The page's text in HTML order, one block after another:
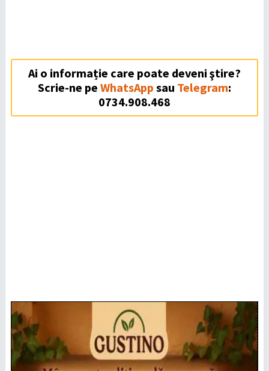
Ai o informație care poate deveni ştire?
Scrie-ne pe WhatsApp sau Telegram:
0734.908.468